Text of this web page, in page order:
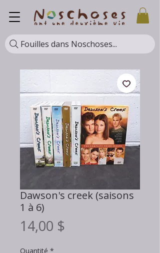
Fouilles dans Noschoses...
Dawson's creek (saisons
1 à 6)
14,00 $
Quantité *